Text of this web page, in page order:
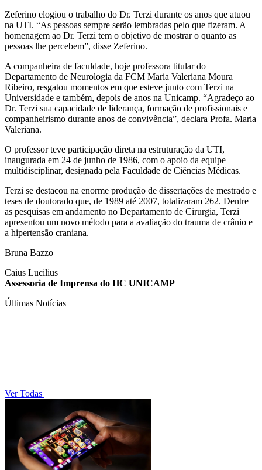
Zeferino elogiou o trabalho do Dr. Terzi durante os anos que atuou
na UTI. “As pessoas sempre serão lembradas pelo que fizeram. A
homenagem ao Dr. Terzi tem o objetivo de mostrar o quanto as
pessoas lhe percebem”, disse Zeferino.
A companheira de faculdade, hoje professora titular do
Departamento de Neurologia da FCM Maria Valeriana Moura
Ribeiro, resgatou momentos em que esteve junto com Terzi na
Universidade e também, depois de anos na Unicamp. “Agradeço ao
Dr. Terzi sua capacidade de liderança, formação de profissionais e
companheirismo durante anos de convivência”, declara Profa. Maria
Valeriana.
O professor teve participação direta na estruturação da UTI,
inaugurada em 24 de junho de 1986, com o apoio da equipe
multidisciplinar, designada pela Faculdade de Ciências Médicas.
Terzi se destacou na enorme produção de dissertações de mestrado e
teses de doutorado que, de 1989 até 2007, totalizaram 262. Dentre
as pesquisas em andamento no Departamento de Cirurgia, Terzi
apresentou um novo método para a avaliação do trauma de crânio e
a hipertensão craniana.
Bruna Bazzo
Caius Lucilius
Assessoria de Imprensa do HC UNICAMP
Últimas Notícias
Ver Todas